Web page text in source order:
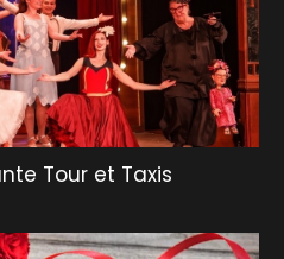
Tour et Taxis